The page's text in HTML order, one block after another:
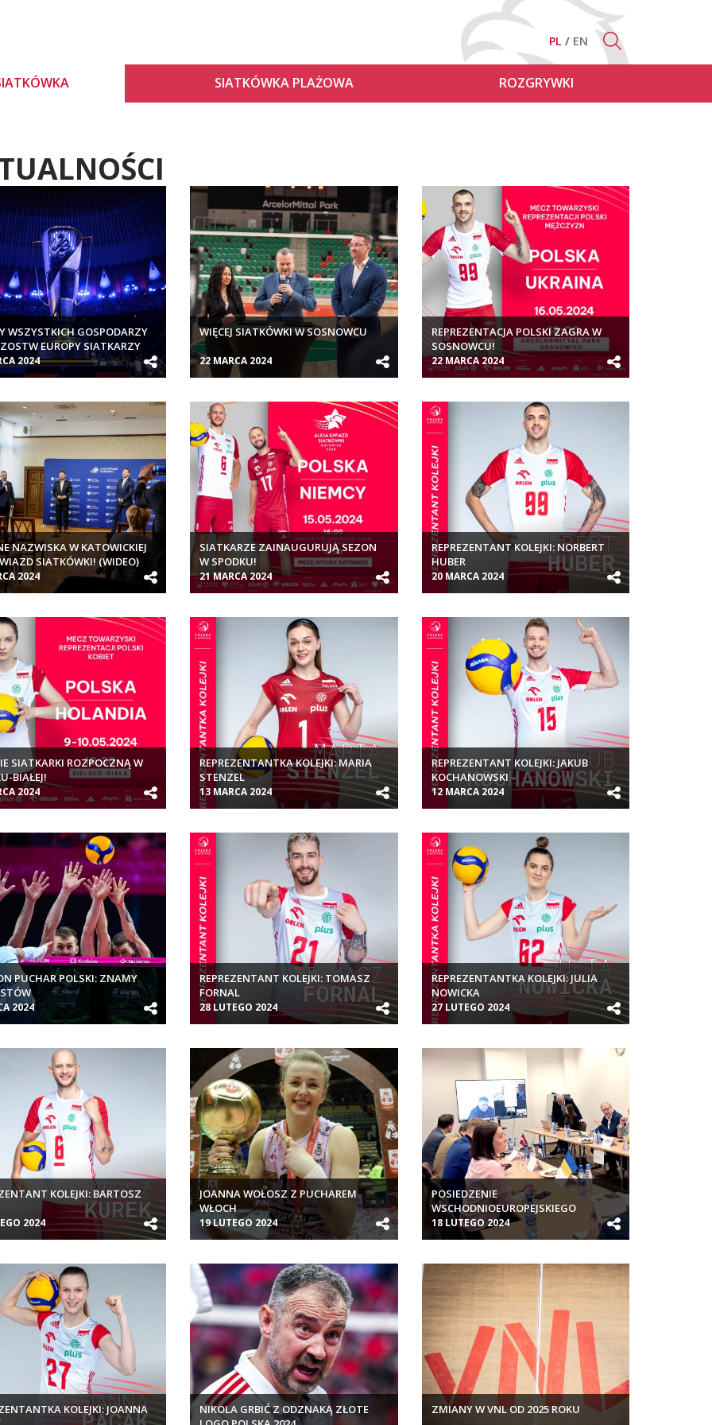
PL EN
SIATKÓWKA PLAŻOWA ROZGRYWKI
WSZYSTKICH GOSPODARZY
EUROPY SIATKARZY
2024
WIĘCEJ SIATKÓWKI W SOSNOWCU
22 MARCA 2024
REPREZENTACJA POLSKI ZAGRA W
SOSNOWCU!
22 MARCA 2024
NAZWISKA W KATOWICKIEJ
SIATKÓWKI! (WIDEO)
2024
SIATKARZE ZAINAUGURUJĄ SEZON
W SPODKU!
21 MARCA 2024
REPREZENTANT KOLEJKI: NORBERT
HUBER
20 MARCA 2024
SIATKARKI ROZPOCZNĄ W
BIAŁEJ!
2024
REPREZENTANTKA KOLEJKI: MARIA
STENZEL
13 MARCA 2024
REPREZENTANT KOLEJKI: JAKUB
KOCHANOWSKI
12 MARCA 2024
PUCHAR POLSKI: ZNAMY
2024
REPREZENTANT KOLEJKI: TOMASZ
FORNAL
28 LUTEGO 2024
REPREZENTANTKA KOLEJKI: JULIA
NOWICKA
27 LUTEGO 2024
KOLEJKI: BARTOSZ
2024
JOANNA WOŁOSZ Z PUCHAREM
WŁOCH
19 LUTEGO 2024
POSIEDZENIE
WSCHODNIOEUROPEJSKIEGO
ZWIĄZKU PIŁKI SIATKOWEJ (EEVZA)
18 LUTEGO 2024
KOLEJKI: JOANNA
NIKOLA GRBIĆ Z ODZNAKĄ ZŁOTE
ZMIANY W VNL OD 2025 ROKU